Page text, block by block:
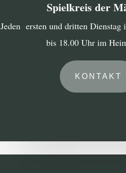
Spielkreis der
Jeden ersten und dritten
bis 18.00 Uhr im
KONTAKT